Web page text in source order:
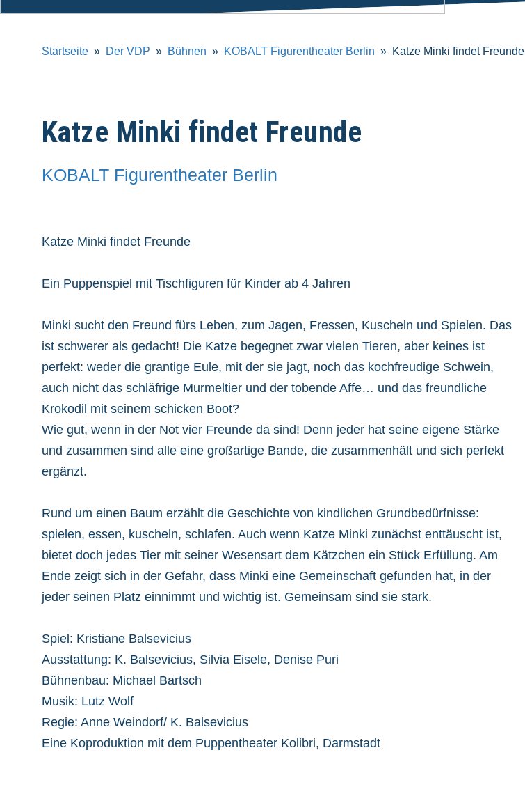
Startseite Der VDP Bühnen KOBALT Figurentheater Berlin Katze Minki findet Freunde
Katze Minki findet Freunde
KOBALT Figurentheater Berlin
Katze Minki findet Freunde
Ein Puppenspiel mit Tischfiguren für Kinder ab 4 Jahren
Minki sucht den Freund fürs Leben, zum Jagen, Fressen, Kuscheln und Spielen. Das
ist schwerer als gedacht! Die Katze begegnet zwar vielen Tieren, aber keines ist
perfekt: weder die grantige Eule, mit der sie jagt, noch das kochfreudige Schwein,
auch nicht das schläfrige Murmeltier und der tobende Affe… und das freundliche
Krokodil mit seinem schicken Boot?
Wie gut, wenn in der Not vier Freunde da sind! Denn jeder hat seine eigene Stärke
und zusammen sind alle eine großartige Bande, die zusammenhält und sich perfekt
ergänzt.
Rund um einen Baum erzählt die Geschichte von kindlichen Grundbedürfnisse:
spielen, essen, kuscheln, schlafen. Auch wenn Katze Minki zunächst enttäuscht ist,
bietet doch jedes Tier mit seiner Wesensart dem Kätzchen ein Stück Erfüllung. Am
Ende zeigt sich in der Gefahr, dass Minki eine Gemeinschaft gefunden hat, in der
jeder seinen Platz einnimmt und wichtig ist. Gemeinsam sind sie stark.
Spiel: Kristiane Balsevicius
Ausstattung: K. Balsevicius, Silvia Eisele, Denise Puri
Bühnenbau: Michael Bartsch
Musik: Lutz Wolf
Regie: Anne Weindorf/ K. Balsevicius
Eine Koproduktion mit dem Puppentheater Kolibri, Darmstadt